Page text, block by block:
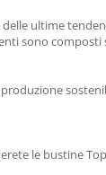
delle ultime
sono
le bustine